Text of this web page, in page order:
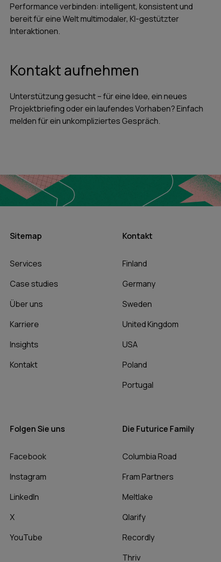
Performance verbinden: intelligent, konsistent und
bereit für eine Welt multimodaler, KI-gestützter
Interaktionen.
Kontakt aufnehmen
Unterstützung gesucht – für eine Idee, ein neues
Projektbriefing oder ein laufendes Vorhaben? Einfach
melden für ein unkompliziertes Gespräch.
Sitemap
Services
Case studies
Über uns
Karriere
Insights
Kontakt
Kontakt
Finland
Germany
Sweden
United Kingdom
USA
Poland
Portugal
Folgen Sie uns
Facebook
Instagram
LinkedIn
X
YouTube
Die Futurice Family
Columbia Road
Fram Partners
Meltlake
Qlarify
Recordly
Thriv